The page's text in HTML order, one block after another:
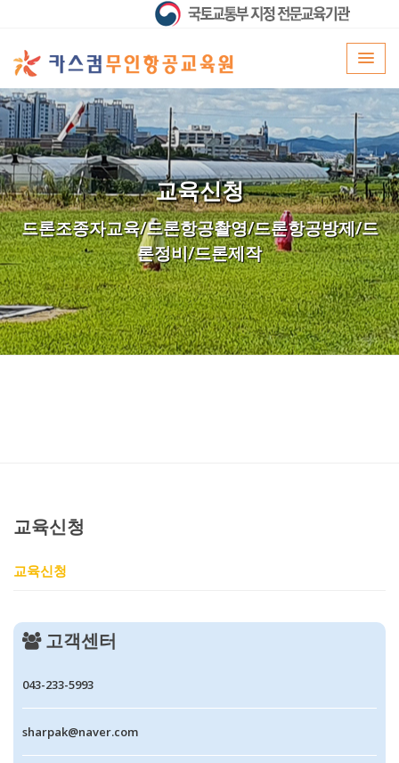
교육신청
드론조종자교육/드론항공촬영/드론항공방제/드
론정비/드론제작
교육신청
교육신청
고객센터
043-233-5993
sharpak@naver.com